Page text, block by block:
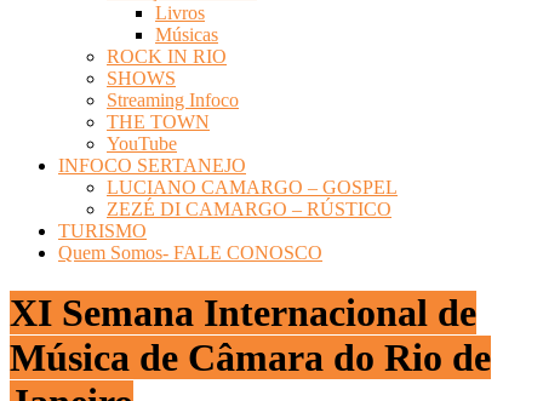
Livros
Músicas
ROCK IN RIO
SHOWS
Streaming Infoco
THE TOWN
YouTube
INFOCO SERTANEJO
LUCIANO CAMARGO – GOSPEL
ZEZÉ DI CAMARGO – RÚSTICO
TURISMO
Quem Somos- FALE CONOSCO
XI Semana Internacional de
Música de Câmara do Rio de